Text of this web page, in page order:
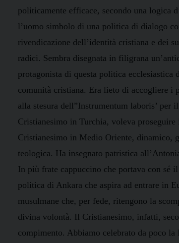
politicamente efficace, secondo una logica
l’uomo simbolo di una politica di dialogo
rivendicazione dell’identità cristiana e dei
radici. Sembra disegnata in filigrana
protagonista di questa politica
comunità cristiana. Era lieto di accogliere i
alla stesura dell”Instrumentum laboris’ per
Cristianesimo in Turchia, voleva
Cristianesimo in Medio Oriente, dinamico,
teologica. Ha insegnato patristica
In più frate cappuccino che portava con sé
politica di Ankara che aspira ad entrare in
musulmane che, per fede, ritengono la
divina volontà. Il Cristianesimo, infatti,
compimento. Abbiamo celebrato da poco